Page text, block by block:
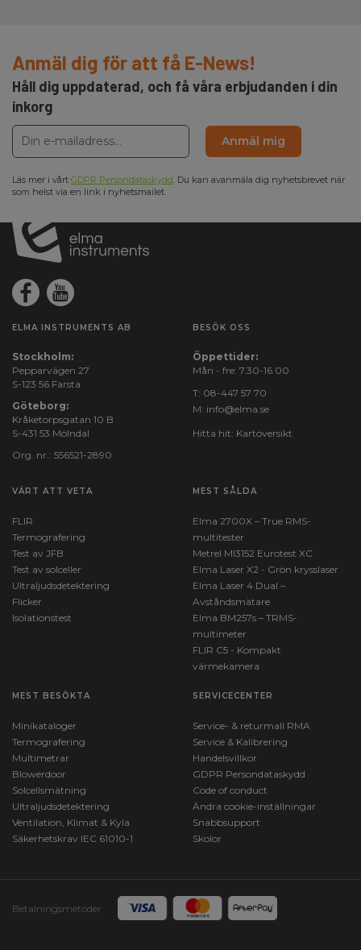
Anmäl dig för att få E-News!
Håll dig uppdaterad, och få våra erbjudanden i din
inkorg
Anmäl mig
Läs mer i vårt GDPR Persondataskydd. Du kan avanmäla dig nyhetsbrevet när
som helst via en link i nyhetsmailet.
ELMA INSTRUMENTS AB
Stockholm:
Pepparvägen 27
S-123 56 Farsta
Göteborg:
Kråketorpsgatan 10 B
S-431 53 Mölndal
Org. nr.: 556521-2890
BESÖK OSS
Öppettider:
Mån - fre: 7.30-16.00
T: 08-447 57 70
M: info@elma.se
Hitta hit: Kartöversikt
VÄRT ATT VETA
FLIR
Termografering
Test av JFB
Test av solceller
Ultraljudsdetektering
Flicker
Isolationstest
MEST SÅLDA
Elma 2700X – True RMS-
multitester
Metrel MI3152 Eurotest XC
Elma Laser X2 - Grön krysslaser
Elma Laser 4 Dual –
Avståndsmätare
Elma BM257s – TRMS-
multimeter
FLIR C5 - Kompakt
värmekamera
MEST BESÖKTA
Minikataloger
Termografering
Multimetrar
Blowerdoor
Solcellsmätning
Ultraljudsdetektering
Ventilation, Klimat & Kyla
Säkerhetskrav IEC 61010-1
SERVICECENTER
Service- & returmall RMA
Service & Kalibrering
Handelsvillkor
GDPR Persondataskydd
Code of conduct
Ändra cookie-inställningar
Snabbsupport
Skolor
Betalningsmetoder